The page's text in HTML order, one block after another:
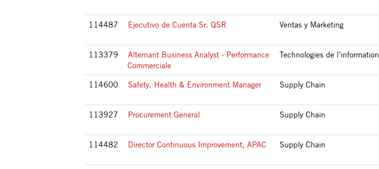
114487
Ejecutivo de Cuenta Sr. QSR Ventas y Marketing
113379
Alternant Business Analyst - Performance
Commerciale
Technologies de l’information
114600 Safety, Health & Environment Manager Supply Chain
113927
Procurement General Supply Chain
114482
Director Continuous Improvement, APAC Supply Chain